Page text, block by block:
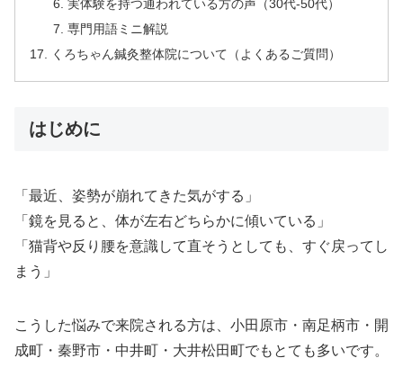
実体験を持つ通われている方の声（30代-50代）
専門用語ミニ解説
くろちゃん鍼灸整体院について（よくあるご質問）
はじめに
「最近、姿勢が崩れてきた気がする」
「鏡を見ると、体が左右どちらかに傾いている」
「猫背や反り腰を意識して直そうとしても、すぐ戻ってし
まう」
こうした悩みで来院される方は、小田原市・南足柄市・開
成町・秦野市・中井町・大井松田町でもとても多いです。